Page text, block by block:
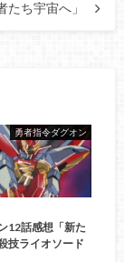
ち宇宙へ」
勇者指令ダグオン
12話感想「新た
技ライオソード